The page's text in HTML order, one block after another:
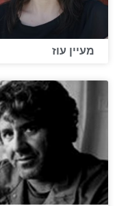
מעיין עוז